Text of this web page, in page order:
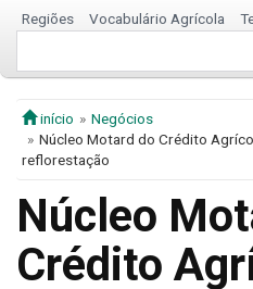
Regiões Vocabulário Agrícola
início
Negócios
Núcleo Motard do Crédito
reflorestação
Núcleo
Crédito